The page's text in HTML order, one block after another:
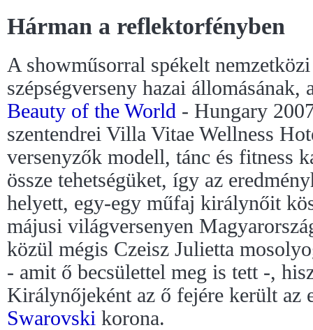
Hárman a reflektorfényben
A showműsorral spékelt nemzetközi
szépségverseny hazai állomásának,
Beauty of the World - Hungary
szentendrei Villa Vitae Wellness
versenyzők modell, tánc és fitness
össze tehetségüket, így az
helyett, egy-egy műfaj királynőit
májusi világversenyen
közül mégis Czeisz Julietta
- amit ő becsülettel meg is tett -,
Királynőjeként az ő fejére került
Swarovski korona.